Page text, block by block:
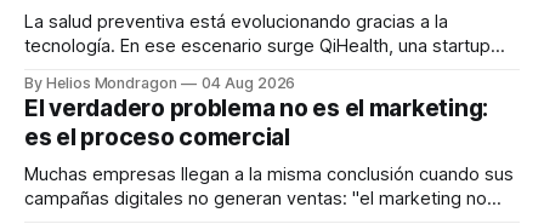
La salud preventiva está evolucionando gracias a la
tecnología. En ese escenario surge QiHealth, una startup
dispositivos inteligentes, inteligencia artificial y monitoreo
en tiempo real para ayudar a las personas a tomar mejores
decisiones sobre su salud metabólica. Su propuesta busca
responder
By Helios Mondragon 04 Aug 2026
El verdadero problema no es el marketing:
es el proceso comercial
Muchas empresas llegan a la misma conclusión cuando sus
campañas digitales no generan ventas: "el marketing no